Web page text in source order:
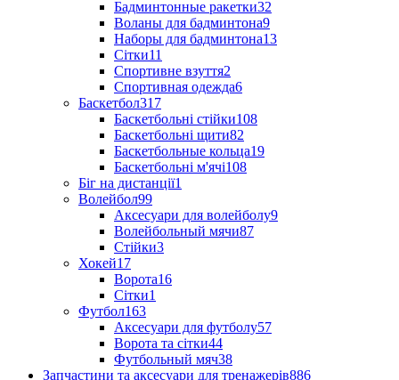
Бадминтонные ракетки32
Воланы для бадминтона9
Наборы для бадминтона13
Сітки11
Спортивне взуття2
Спортивная одежда6
Баскетбол317
Баскетбольні стійки108
Баскетбольні щити82
Баскетбольные кольца19
Баскетбольні м'ячі108
Біг на дистанції1
Волейбол99
Аксесуари для волейболу9
Волейбольный мячи87
Стійки3
Хокей17
Ворота16
Сітки1
Футбол163
Аксесуари для футболу57
Ворота та сітки44
Футбольный мяч38
Запчастини та аксесуари для тренажерів886